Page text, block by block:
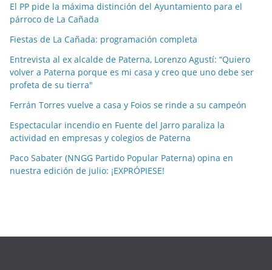
s
p
o
r
m
e
s
s
El PP pide la máxima distinción del Ayuntamiento para el
párroco de La Cañada
Fiestas de La Cañada: programación completa
Entrevista al ex alcalde de Paterna, Lorenzo Agustí: “Quiero
volver a Paterna porque es mi casa y creo que uno debe ser
profeta de su tierra"
Ferrán Torres vuelve a casa y Foios se rinde a su campeón
Espectacular incendio en Fuente del Jarro paraliza la
actividad en empresas y colegios de Paterna
Paco Sabater (NNGG Partido Popular Paterna) opina en
nuestra edición de julio: ¡EXPRÓPIESE!